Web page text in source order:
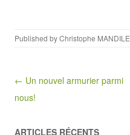
Published byChristophe MANDILE
Post navigation
← Un nouvel armurier parmi
nous!
ARTICLES RÉCENTS